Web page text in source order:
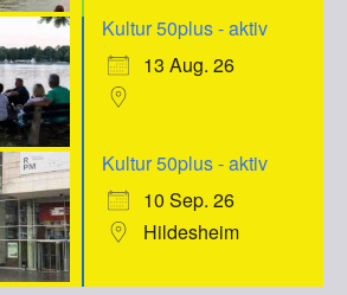
Kultur 50plus - aktiv
13 Aug. 26
Kultur 50plus - aktiv
10 Sep. 26
Hildesheim